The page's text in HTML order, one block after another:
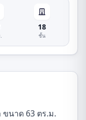
18
ชั้น
นาด 63 ตร.ม.